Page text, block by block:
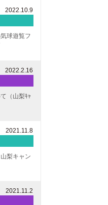
2022.10.9
球遊覧フ
2022.2.16
（山梨ｷｬ
2021.11.8
梨キャン
2021.11.2